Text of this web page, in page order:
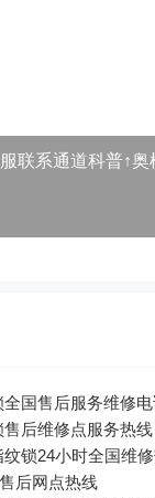
联系通道科普↑奥
国售后服务维修
后维修点服务热线
锁24小时全国维
后网点热线